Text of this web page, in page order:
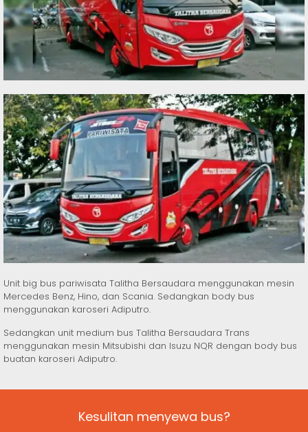
Unit big bus pariwisata Talitha Bersaudara menggunakan mesin
Mercedes Benz, Hino, dan Scania. Sedangkan body bus
menggunakan karoseri Adiputro.
Sedangkan unit medium bus Talitha Bersaudara Trans
menggunakan mesin Mitsubishi dan Isuzu NQR dengan body bus
buatan karoseri Adiputro.
Kesulitan menyewa bus?